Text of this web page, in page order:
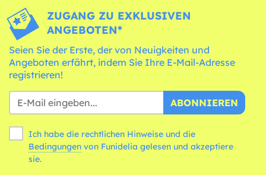
ZUGANG ZU EXKLUSIVEN
ANGEBOTEN*
Seien Sie der Erste, der von Neuigkeiten und
Angeboten erfährt, indem Sie Ihre E-Mail-Adresse
registrieren!
ABONNIEREN
Ich habe die rechtlichen Hinweise und die
Bedingungen
sie.